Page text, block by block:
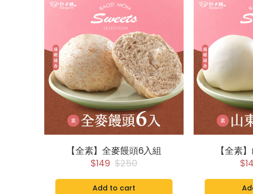
【全素】全麥饅頭6入組
$149 $250
Add to cart
【全素